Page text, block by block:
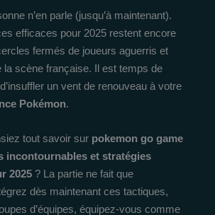
n’en parle (jusqu’à maintenant).
efficaces pour 2025 restent encore
fermés de joueurs aguerris et
la scène française. Il est temps de
un vent de renouveau à votre
Pokémon.
tout savoir sur pokemon go game
incontournables et stratégies
2025 ? La partie ne fait que
dès maintenant ces tactiques,
d’équipes, équipez-vous comme